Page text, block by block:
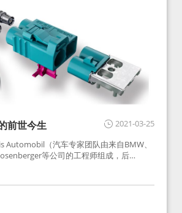
2021-03-25
前世今生
Automobil（汽车专家团队由来自BMW、
等公司的工程师组成，后
接器业务及技术在2010年并入
。起初为BMW需求用于车载收音机天线连
为汽车行业通用标准的射频连接器，被业